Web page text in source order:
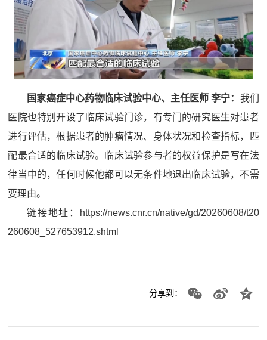
国家癌症中心药物临床试验中心、主任医师 李宁： 我们
医院也特别开设了临床试验门诊，有专门的研究医生对患者
进行评估，根据患者的肿瘤情况、身体状况和检查指标，匹
配最合适的临床试验。临床试验参与者的权益保护是写在法
律当中的，任何时候他都可以无条件地退出临床试验，不需
要理由。
链接地址：
https://news.cnr.cn/native/gd/20260608/t20
260608_527653912.shtml
分享到：